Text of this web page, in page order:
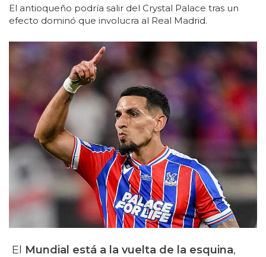
El antioqueño podría salir del Crystal Palace tras un
efecto dominó que involucra al Real Madrid.
El Mundial está a la vuelta de la esquina,